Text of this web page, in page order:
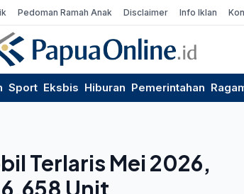
Pedoman Ramah Anak Disclaimer Info Iklan
Sport Eksbis Hiburan Pemerintahan
Terlaris Mei 2026,
Unit